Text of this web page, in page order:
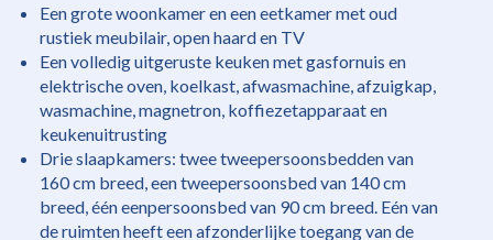
Een grote woonkamer en een eetkamer met oud
rustiek meubilair, open haard en TV
Een volledig uitgeruste keuken met gasfornuis en
elektrische oven, koelkast, afwasmachine, afzuigkap,
wasmachine, magnetron, koffiezetapparaat en
keukenuitrusting
Drie slaapkamers: twee tweepersoonsbedden van
160 cm breed, een tweepersoonsbed van 140 cm
breed, één eenpersoonsbed van 90 cm breed. Eén van
de ruimten heeft een afzonderlijke toegang van de